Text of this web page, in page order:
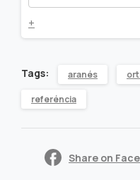
der
quantity
+
Tags: aranés
referéncia
Share on